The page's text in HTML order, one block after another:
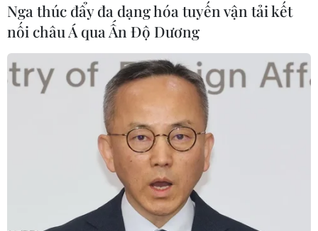
Nga thúc đẩy đa dạng hóa tuyến vận tải kết
nối châu Á qua Ấn Độ Dương